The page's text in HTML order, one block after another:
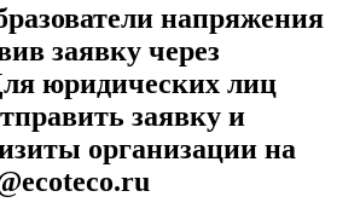
напряжения
заявку через
юридических лиц
заявку и
организации на